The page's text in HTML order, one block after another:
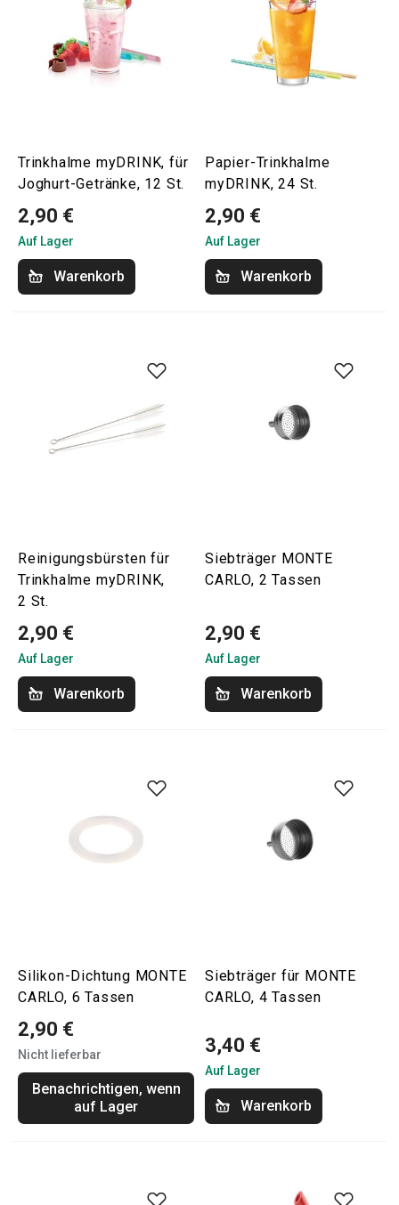
Trinkhalme myDRINK, für
Joghurt-Getränke, 12 St.
2,90 €
Auf Lager
Warenkorb
Papier-Trinkhalme
myDRINK, 24 St.
2,90 €
Auf Lager
Warenkorb
Reinigungsbürsten für
Trinkhalme myDRINK,
2 St.
2,90 €
Auf Lager
Warenkorb
Siebträger MONTE
CARLO, 2 Tassen
2,90 €
Auf Lager
Warenkorb
Silikon-Dichtung MONTE
CARLO, 6 Tassen
2,90 €
Nicht lieferbar
Benachrichtigen, wenn
auf Lager
Siebträger für MONTE
CARLO, 4 Tassen
3,40 €
Auf Lager
Warenkorb